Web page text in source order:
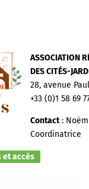
ASSOCIATION
DES CITÉS-
28, avenue
+33 (0)1 58 69
Contact:
Coordinatrice
et accès